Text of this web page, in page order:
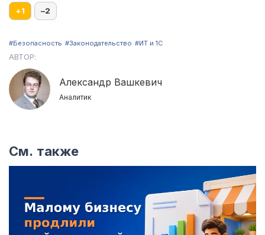
+1 –2
#Безопасность #Законодательство #ИТ и 1С
АВТОР:
Александр Вашкевич
Аналитик
См. также